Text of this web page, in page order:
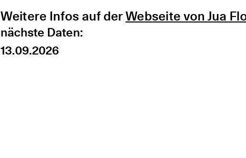
Weitere Infos auf derWebseite von Jua
nächste Daten:
13.09.2026